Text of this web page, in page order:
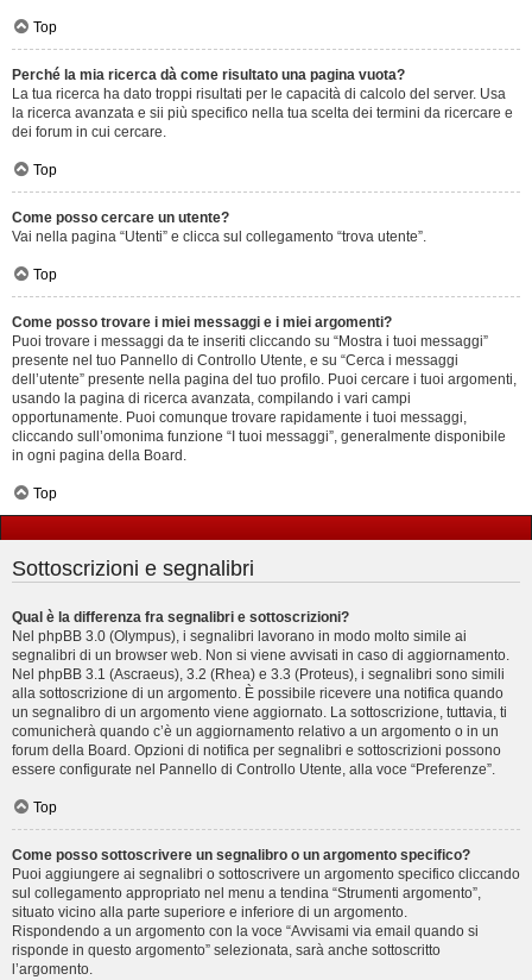
Top
Perché la mia ricerca dà come risultato una pagina vuota?
La tua ricerca ha dato troppi risultati per le capacità di calcolo del server. Usa
la ricerca avanzata e sii più specifico nella tua scelta dei termini da ricercare e
dei forum in cui cercare.
Top
Come posso cercare un utente?
Vai nella pagina “Utenti” e clicca sul collegamento “trova utente”.
Top
Come posso trovare i miei messaggi e i miei argomenti?
Puoi trovare i messaggi da te inseriti cliccando su “Mostra i tuoi messaggi”
presente nel tuo Pannello di Controllo Utente, e su “Cerca i messaggi
dell’utente” presente nella pagina del tuo profilo. Puoi cercare i tuoi argomenti,
usando la pagina di ricerca avanzata, compilando i vari campi
opportunamente. Puoi comunque trovare rapidamente i tuoi messaggi,
cliccando sull’omonima funzione “I tuoi messaggi”, generalmente disponibile
in ogni pagina della Board.
Top
Sottoscrizioni e segnalibri
Qual è la differenza fra segnalibri e sottoscrizioni?
Nel phpBB 3.0 (Olympus), i segnalibri lavorano in modo molto simile ai
segnalibri di un browser web. Non si viene avvisati in caso di aggiornamento.
Nel phpBB 3.1 (Ascraeus), 3.2 (Rhea) e 3.3 (Proteus), i segnalibri sono simili
alla sottoscrizione di un argomento. È possibile ricevere una notifica quando
un segnalibro di un argomento viene aggiornato. La sottoscrizione, tuttavia, ti
comunicherà quando c’è un aggiornamento relativo a un argomento o in un
forum della Board. Opzioni di notifica per segnalibri e sottoscrizioni possono
essere configurate nel Pannello di Controllo Utente, alla voce “Preferenze”.
Top
Come posso sottoscrivere un segnalibro o un argomento specifico?
Puoi aggiungere ai segnalibri o sottoscrivere un argomento specifico cliccando
sul collegamento appropriato nel menu a tendina “Strumenti argomento”,
situato vicino alla parte superiore e inferiore di un argomento.
Rispondendo a un argomento con la voce “Avvisami via email quando si
risponde in questo argomento” selezionata, sarà anche sottoscritto
l’argomento.